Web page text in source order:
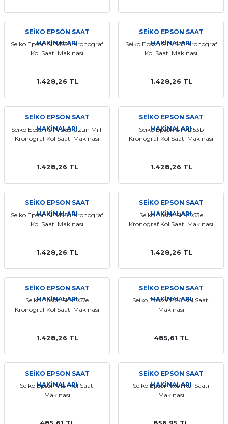
SEİKO EPSON SAAT
MAKİNALARI
Seiko Epson SII VR34 Kronograf
Kol Saati Makinası
1.428,26 TL
SEİKO EPSON SAAT
MAKİNALARI
Seiko Epson SII VR33 Kronograf
Kol Saati Makinası
1.428,26 TL
SEİKO EPSON SAAT
MAKİNALARI
Seiko Epson SII VD53 Uzun Milli
Kronograf Kol Saati Makinası
1.428,26 TL
SEİKO EPSON SAAT
MAKİNALARI
Seiko Epson SII VD53b
Kronograf Kol Saati Makinası
1.428,26 TL
SEİKO EPSON SAAT
MAKİNALARI
Seiko Epson SII VD54 Kronograf
Kol Saati Makinası
1.428,26 TL
SEİKO EPSON SAAT
MAKİNALARI
Seiko Epson SII VD53e
Kronograf Kol Saati Makinası
1.428,26 TL
SEİKO EPSON SAAT
MAKİNALARI
Seiko Epson SII VD57e
Kronograf Kol Saati Makinası
1.428,26 TL
SEİKO EPSON SAAT
MAKİNALARI
Seiko Epson Y120 Kol Saati
Makinası
485,61 TL
SEİKO EPSON SAAT
MAKİNALARI
Seiko Epson Y121 Kol Saati
Makinası
SEİKO EPSON SAAT
MAKİNALARI
Seiko Epson vx01 Kol Saati
Makinası